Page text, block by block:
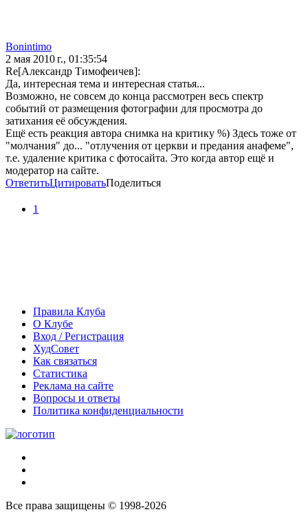
Bonintimo
2 мая 2010 г., 01:35:54
Re[Александр Тимофеичев]:
Да, интересная тема и интересная статья...
Возможно, не совсем до конца рассмотрен весь спектр
событий от размещения фотографии для просмотра до
затихания её обсуждения.
Ещё есть реакция автора снимка на критику %) Здесь тоже от
"молчания" до... "отлучения от церкви и предания анафеме",
т.е. удаление критика с фотосайта. Это когда автор ещё и
модератор на сайте.
ОтветитьЦитироватьПоделиться
1
Правила Клуба
О Клубе
Вход / Регистрация
ХудСовет
Как связаться
Статистика
Реклама на сайте
Вопросы и ответы
Политика конфиденциальности
Все права защищены © 1998-2026